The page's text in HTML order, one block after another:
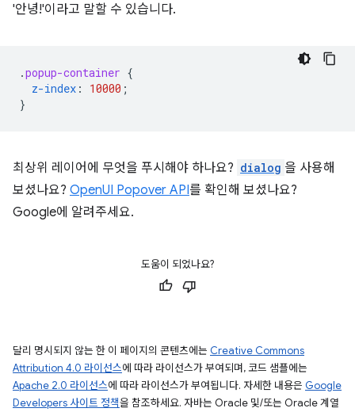
'안녕!'이라고 말할 수 있습니다.
.popup-container {
z-index : 10000 ;
}
최상위 레이어에 무엇을 푸시해야 하나요? dialog 을 사용해
보셨나요? OpenUI Popover API를 확인해 보셨나요?
Google에 알려주세요.
도움이 되었나요?
달리 명시되지 않는 한 이 페이지의 콘텐츠에는 Creative Commons
Attribution 4.0 라이선스에 따라 라이선스가 부여되며, 코드 샘플에는
Apache 2.0 라이선스에 따라 라이선스가 부여됩니다. 자세한 내용은 Google
Developers 사이트 정책을 참조하세요. 자바는 Oracle 및/또는 Oracle 계열